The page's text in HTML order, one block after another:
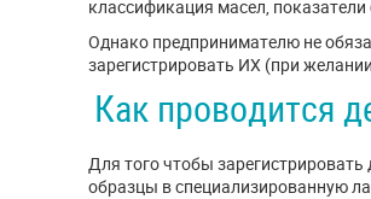
классификация масел,
Однако предпринимателю не
зарегистрировать ИХ (при
Как проводится
Для того чтобы
образцы в специализированную